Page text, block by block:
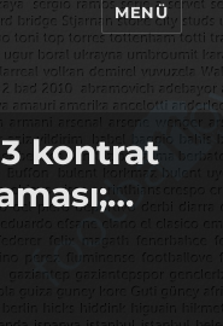
MENÜ
kontrat